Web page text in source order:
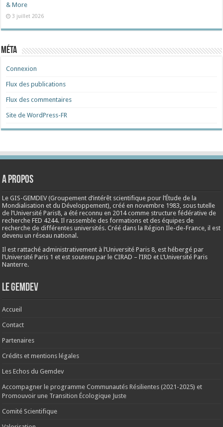
& More
3 juillet 2026
Méta
Connexion
Flux des publications
Flux des commentaires
Site de WordPress-FR
A propos
Le GIS-GEMDEV (Groupement d’intérêt scientifique pour l’Étude de la
Mondialisation et du Développement), créé ennovembre 1983, sous tutelle
de l’Université Paris8, a été reconnu en 2014 comme structure fédérative de
recherche FED 4244. Il rassemble des formations et des équipes de
recherche de différentes universités. Créé dans la Région Ile-de-France, il est
devenu un réseau national.
Il est rattaché administrativement à l’Université Paris 8, est hébergé par
l’Université Paris 1 et est soutenu par le CIRAD – l’IRD et L’Université Paris
Nanterre.
Le Gemdev
Accueil
Contact
Partenaires
Crédits et mentions légales
Les Echos du Gemdev
Accompagner le programme Communautés Résilientes (2021-2025) et
Promouvoir une Transition Écologique Juste
Comité Scientifique